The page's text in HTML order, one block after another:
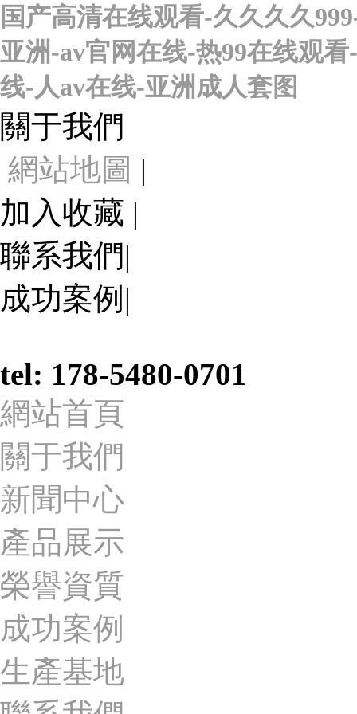
国产高清在线观看-久久久久
亚洲-av官网在线-热99在线观
线-人av在线-亚洲成人套图
關于我們
網站地圖 |
加入收藏 |
聯系我們|
成功案例|
tel: 178-5480-0701
網站首頁
關于我們
新聞中心
產品展示
榮譽資質
成功案例
生產基地